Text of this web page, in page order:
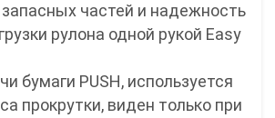
частей и надежность
рулона одной рукой Easy
бумаги PUSH, используется
прокрутки, виден только при